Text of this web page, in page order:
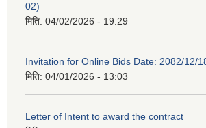
02)
मिति: 04/02/2026 - 19:29
Invitation for Online Bids Date: 2082/12/
मिति: 04/01/2026 - 13:03
Letter of Intent to award the contract